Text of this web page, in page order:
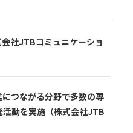
社JTBコミュニケーショ
つながる分野で多数の専
動を実施（株式会社JTB